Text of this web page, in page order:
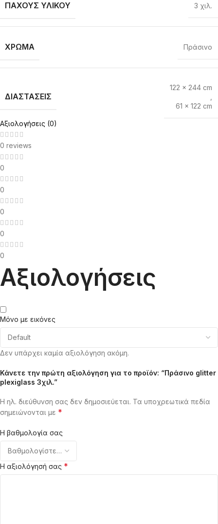
ΠΆΧΟΥΣ ΥΛΙΚΟΎ 3 χιλ.
ΧΡΏΜΑ Πράσινο
ΔΙΑΣΤΆΣΕΙΣ
122 x 244 cm
61 x 122 cm
Αξιολογήσεις (0)
0 reviews
0
0
0
0
0
Αξιολογήσεις
Μόνο με εικόνες
Δεν υπάρχει καμία αξιολόγηση ακόμη.
Κάνετε την πρώτη αξιολόγηση για το προϊόν: “Πράσινο glitter
plexiglass 3χιλ.”
Η ηλ. διεύθυνση σας δεν δημοσιεύεται. Τα υποχρεωτικά πεδία
σημειώνονται με *
Η βαθμολογία σας
Η αξιολόγησή σας *